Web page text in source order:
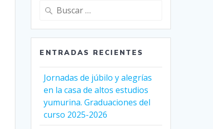
Buscar:
ENTRADAS RECIENTES
Jornadas de júbilo y alegrías
en la casa de altos estudios
yumurina. Graduaciones del
curso 2025-2026